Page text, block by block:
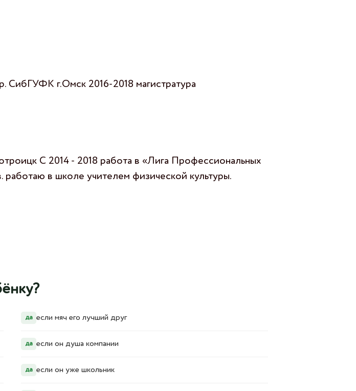
СибГУФК г.Омск 2016-2018 магистратура
С 2014 - 2018 работа в «Лига Профессиональных
работаю в школе учителем физической культуры.
да если мяч его лучший друг
да если он душа компании
да если он уже школьник